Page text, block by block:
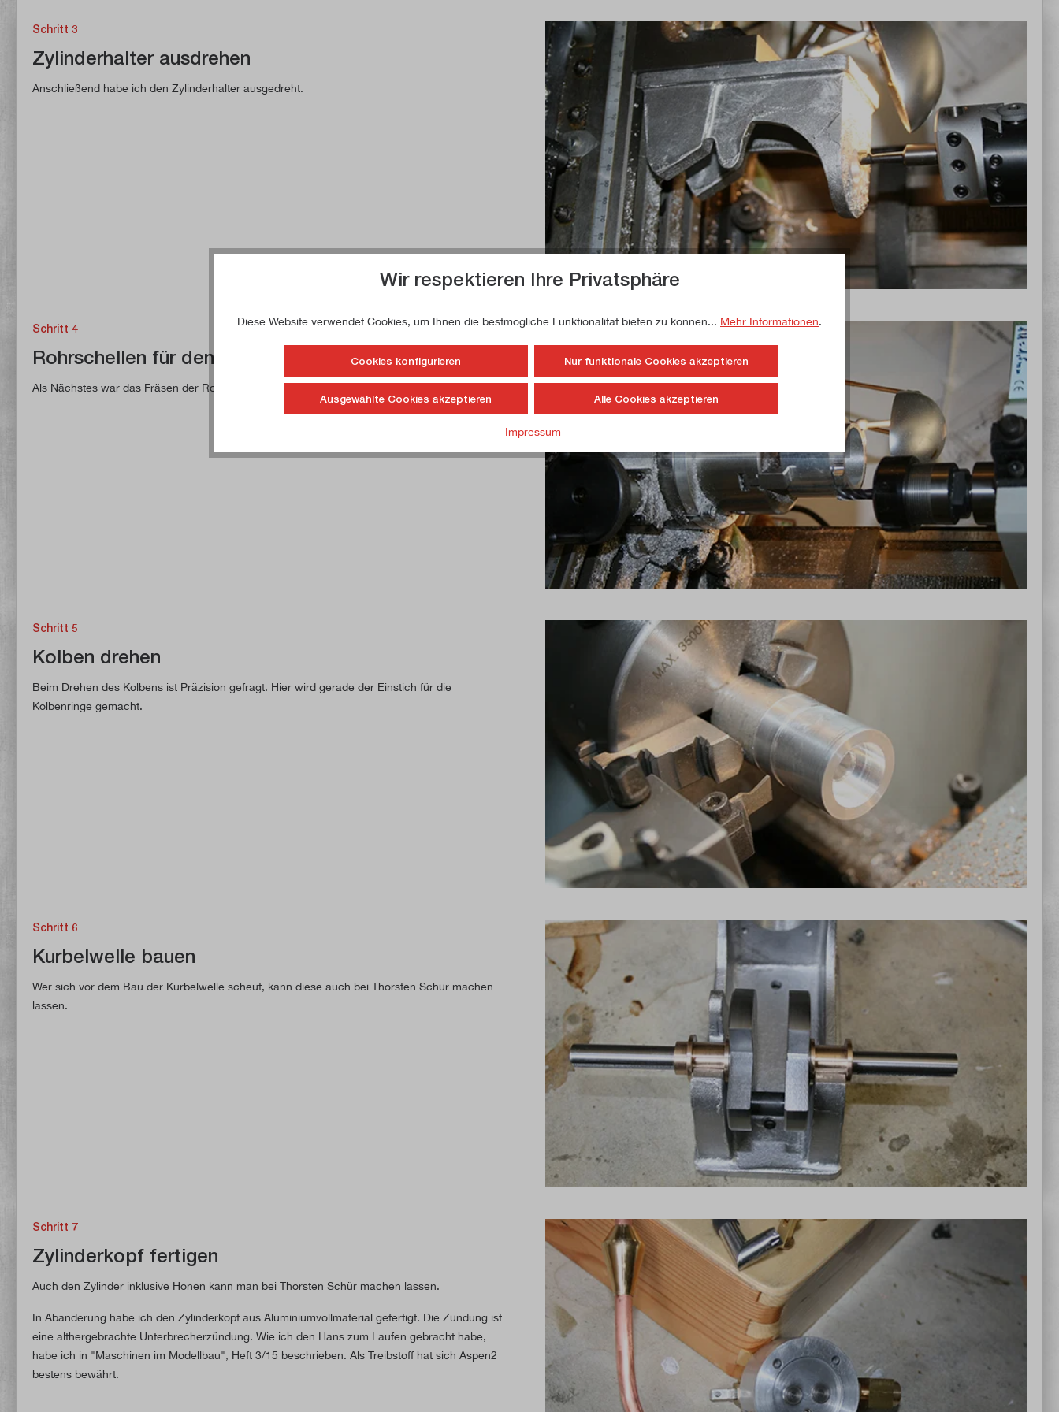
Schritt 3
Zylinderhalter ausdrehen
Anschließend habe ich den Zylinderhalter ausgedreht.
Schritt 4
Rohrschellen für den Tank fräsen
Als Nächstes war das Fräsen der Rohrschellen für den Tank an der Reihe.
Schritt 5
Kolben drehen
Beim Drehen des Kolbens ist Präzision gefragt. Hier wird gerade der Einstich für die
Kolbenringe gemacht.
Schritt 6
Kurbelwelle bauen
Wer sich vor dem Bau der Kurbelwelle scheut, kann diese auch bei Thorsten Schür machen
lassen.
Schritt 7
Zylinderkopf fertigen
Auch den Zylinder inklusive Honen kann man bei Thorsten Schür machen lassen.
In Abänderung habe ich den Zylinderkopf aus Aluminiumvollmaterial gefertigt. Die Zündung ist
eine althergebrachte Unterbrecherzündung. Wie ich den Hans zum Laufen gebracht habe,
habe ich in "Maschinen im Modellbau", Heft 3/15 beschrieben. Als Treibstoff hat sich Aspen2
bestens bewährt.
Wir respektieren Ihre Privatsphäre
Diese Website verwendet Cookies, um Ihnen die bestmögliche Funktionalität bieten zu können... Mehr Informationen.
Cookies konfigurieren Nur funktionale Cookies akzeptieren
Ausgewählte Cookies akzeptieren Alle Cookies akzeptieren
- Impressum